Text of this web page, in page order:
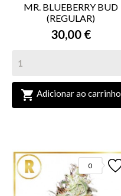
MR. BLUEBERRY BUD
(REGULAR)
30,00 €
 Adicionar ao carrinho
0